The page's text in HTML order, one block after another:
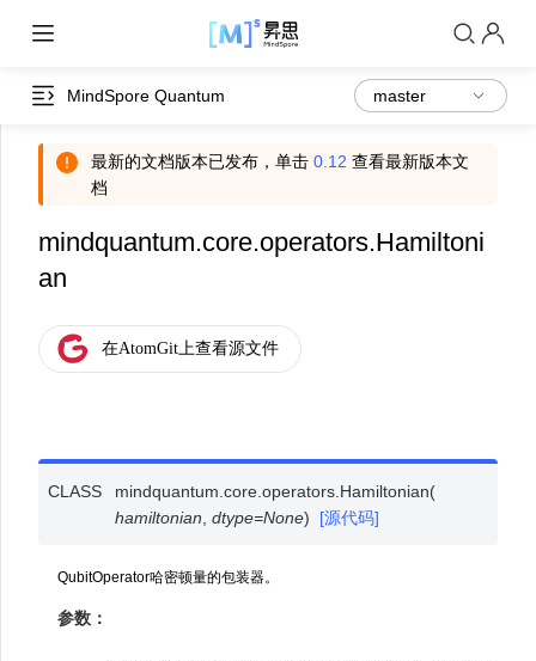
MindSpore Quantum
最新的文档版本已发布，单击 0.12 查看最新版本文
档
mindquantum.core.operators.Hamiltoni
an
CLASS mindquantum.core.operators. Hamiltonian(
hamiltonian ,dtype=None) [源代码]
QubitOperator哈密顿量的包装器。
参数：